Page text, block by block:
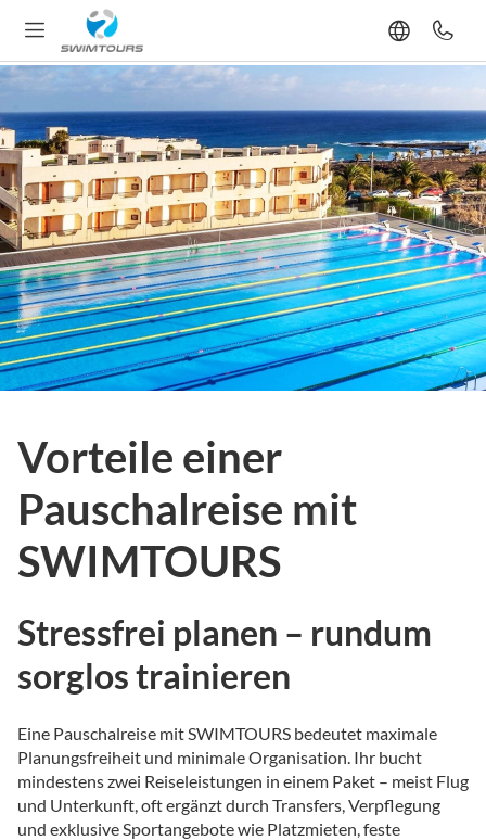
Vorteile einer
Pauschalreise mit
SWIMTOURS
Stressfrei planen – rundum
sorglos trainieren
Eine Pauschalreise mit SWIMTOURS bedeutet maximale
Planungsfreiheit und minimale Organisation. Ihr bucht
mindestens zwei Reiseleistungen in einem Paket – meist Flug
und Unterkunft, oft ergänzt durch Transfers, Verpflegung
und exklusive Sportangebote wie Platzmieten, feste